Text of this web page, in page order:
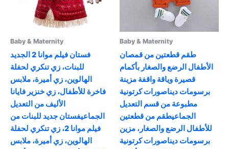
Baby & Maternity
فستان فيلم موانا 2 الجديد
للبنات، زي تنكري لحفلة
الهالوين، زي أميرة، ملابس
فاخرة للأطفال، زي خنزير فايانا
الأليف من التعديل
الجماعيفستان جديد للبنات من
فيلم موانا 2، زي تنكري لحفلة
الهالوين، زي أميرة، ملابس
Baby & Maternity
طقم قطعتين من قمصان
الأطفال الرضع والصغار بأكمام
قصيرة وياقة واقفة مزينة
برسومات ديناصورات كرتونية
مطبوعة من قسم التعديل
الجماعيطقم من قطعتين
للأطفال الرضع والصغار، مزين
برسومات ديناصورات كرتونية